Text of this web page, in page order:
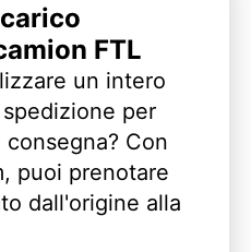
FTL
un intero
per
Con
puoi prenotare
dall'origine alla